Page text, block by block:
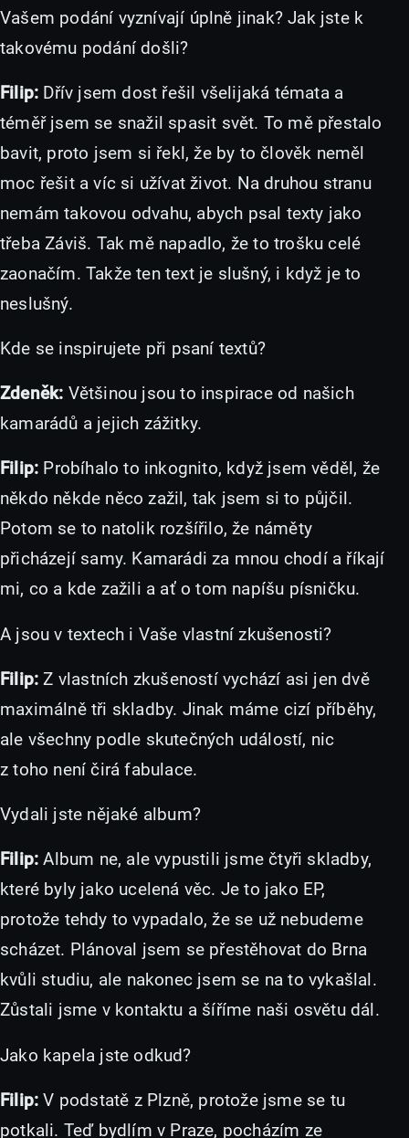
Vašem podání vyznívají úplně jinak? Jak jste k
takovému podání došli?
Filip: Dřív jsem dost řešil všelijaká témata a
téměř jsem se snažil spasit svět. To mě přestalo
bavit, proto jsem si řekl, že by to člověk neměl
moc řešit a víc si užívat život. Na druhou stranu
nemám takovou odvahu, abych psal texty jako
třeba Záviš. Tak mě napadlo, že to trošku celé
zaonačím. Takže ten text je slušný, i když je to
neslušný.
Kde se inspirujete při psaní textů?
Zdeněk: Většinou jsou to inspirace od našich
kamarádů a jejich zážitky.
Filip: Probíhalo to inkognito, když jsem věděl, že
někdo někde něco zažil, tak jsem si to půjčil.
Potom se to natolik rozšířilo, že náměty
přicházejí samy. Kamarádi za mnou chodí a říkají
mi, co a kde zažili a ať o tom napíšu písničku.
A jsou v textech i Vaše vlastní zkušenosti?
Filip: Z vlastních zkušeností vychází asi jen dvě
maximálně tři skladby. Jinak máme cizí příběhy,
ale všechny podle skutečných událostí, nic
z toho není čirá fabulace.
Vydali jste nějaké album?
Filip: Album ne, ale vypustili jsme čtyři skladby,
které byly jako ucelená věc. Je to jako EP,
protože tehdy to vypadalo, že se už nebudeme
scházet. Plánoval jsem se přestěhovat do Brna
kvůli studiu, ale nakonec jsem se na to vykašlal.
Zůstali jsme v kontaktu a šíříme naši osvětu dál.
Jako kapela jste odkud?
Filip: V podstatě z Plzně, protože jsme se tu
potkali. Teď bydlím v Praze, pocházím ze